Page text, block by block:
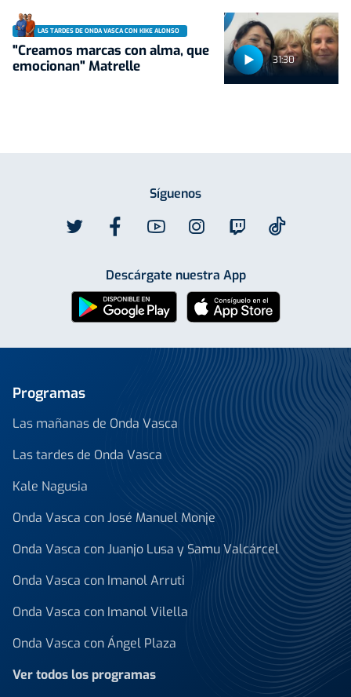
31:30
LAS TARDES DE ONDA VASCA CON KIKE ALONSO
"Creamos marcas con alma, que
emocionan" Matrelle
Síguenos
Descárgate nuestra App
Programas
Las mañanas de Onda Vasca
Las tardes de Onda Vasca
Kale Nagusia
Onda Vasca con José Manuel Monje
Onda Vasca con Juanjo Lusa y Samu Valcárcel
Onda Vasca con Imanol Arruti
Onda Vasca con Imanol Vilella
Onda Vasca con Ángel Plaza
Ver todos los programas